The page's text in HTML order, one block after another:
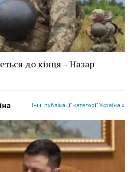
до кінця – Назар
Інші публікації категорії Україна »